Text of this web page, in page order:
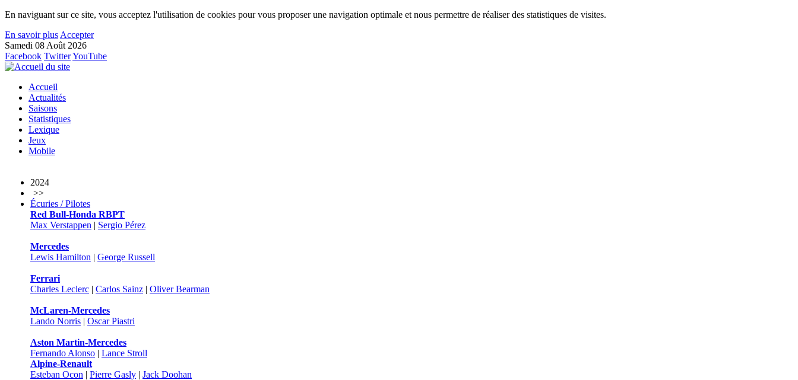
En naviguant sur ce site, vous acceptez l'utilisation de cookies pour vous proposer une navigation optimale et nous permettre de réaliser des statistiques de visites.
En savoir plus Accepter
Samedi 08 Août 2026
Facebook TwitterYouTube
Accueil
Actualités
Saisons
Statistiques
Lexique
Jeux
Mobile
2024
>>
Écuries / Pilotes
Red Bull-Honda RBPT
Max Verstappen | Sergio Pérez
Mercedes
Lewis Hamilton | George Russell
Ferrari
Charles Leclerc | Carlos Sainz | Oliver Bearman
McLaren-Mercedes
Lando Norris | Oscar Piastri
Aston Martin-Mercedes
Fernando Alonso | Lance Stroll
Alpine-Renault
Esteban Ocon | Pierre Gasly | Jack Doohan